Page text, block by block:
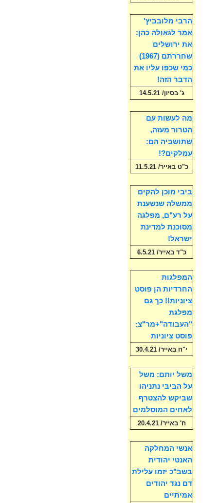
הרבי מלובביץ'
אמר לגאולה כהן:
את ירושלים
שחררתם (1967)
כמי שכפו עליו את
הדבר הזה!
ג' בסיון/ 14.5.21
מה לעשות עם
הטרור מעזה,
שתושביה הם:
עמלקים?!
כ"ט באייר/ 11.5.21
ביבי מוכן להקים
ממשלה שנשענת
על רע"ם, מפלגה
מסוכנת למדינת
ישראל!
כ"ד באייר/ 6.5.21
המפלגות
החרדיות הן פוסט
ציוניות!! כך גם
מפלגת
"העבודה"+מר"צ:
פוסט ציוניות
י"ח באייר/ 30.4.21
משל יותם: משל
על הביבי נתניהו
שביקש להצטרף
לאחים המוסלמים
ח' באייר/ 20.4.21
אנשי המחלקה
האנטי יהודית
בשב"כ יזמו עלילת
דם נגד יהודים
אמיתיים